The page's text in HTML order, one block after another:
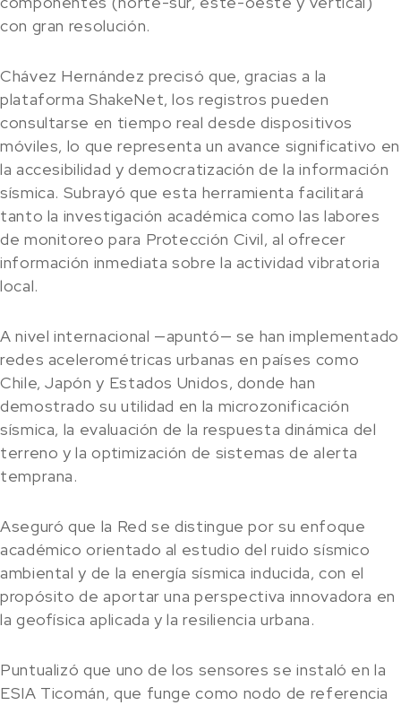
con gran resolución.
Chávez Hernández precisó que, gracias a la
plataforma ShakeNet, los registros pueden
consultarse en tiempo real desde dispositivos
móviles, lo que representa un avance significativo en
la accesibilidad y democratización de la información
sísmica. Subrayó que esta herramienta facilitará
tanto la investigación académica como las labores
de monitoreo para Protección Civil, al ofrecer
información inmediata sobre la actividad vibratoria
local.
A nivel internacional —apuntó— se han implementado
redes acelerométricas urbanas en países como
Chile, Japón y Estados Unidos, donde han
demostrado su utilidad en la microzonificación
sísmica, la evaluación de la respuesta dinámica del
terreno y la optimización de sistemas de alerta
temprana.
Aseguró que la Red se distingue por su enfoque
académico orientado al estudio del ruido sísmico
ambiental y de la energía sísmica inducida, con el
propósito de aportar una perspectiva innovadora en
la geofísica aplicada y la resiliencia urbana.
Puntualizó que uno de los sensores se instaló en la
ESIA Ticomán, que funge como nodo de referencia